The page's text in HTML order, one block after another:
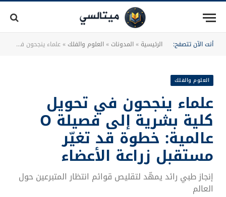
أنت الآن تتصفح: الرئيسية»المدونات»العلوم والفلك»علماء ينجحون في تحويل كلية بشرية إلى فصيلة O عالمية: خطوة قد تغيّر مستقبل زراعة الأعضاء
العلوم والفلك
علماء ينجحون في تحويل
كلية بشرية إلى فصيلة O
عالمية: خطوة قد تغيّر
مستقبل زراعة الأعضاء
إنجاز طبي رائد يمهّد لتقليص قوائم انتظار المتبرعين حول
العالم